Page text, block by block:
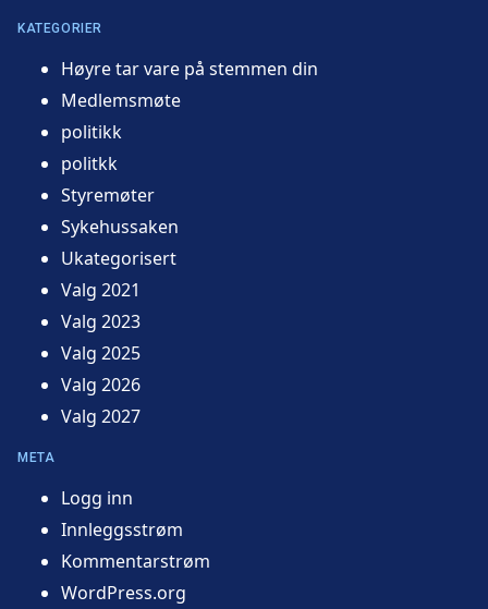
KATEGORIER
Høyre tar vare på stemmen din
Medlemsmøte
politikk
politkk
Styremøter
Sykehussaken
Ukategorisert
Valg 2021
Valg 2023
Valg 2025
Valg 2026
Valg 2027
META
Logg inn
Innleggsstrøm
Kommentarstrøm
WordPress.org